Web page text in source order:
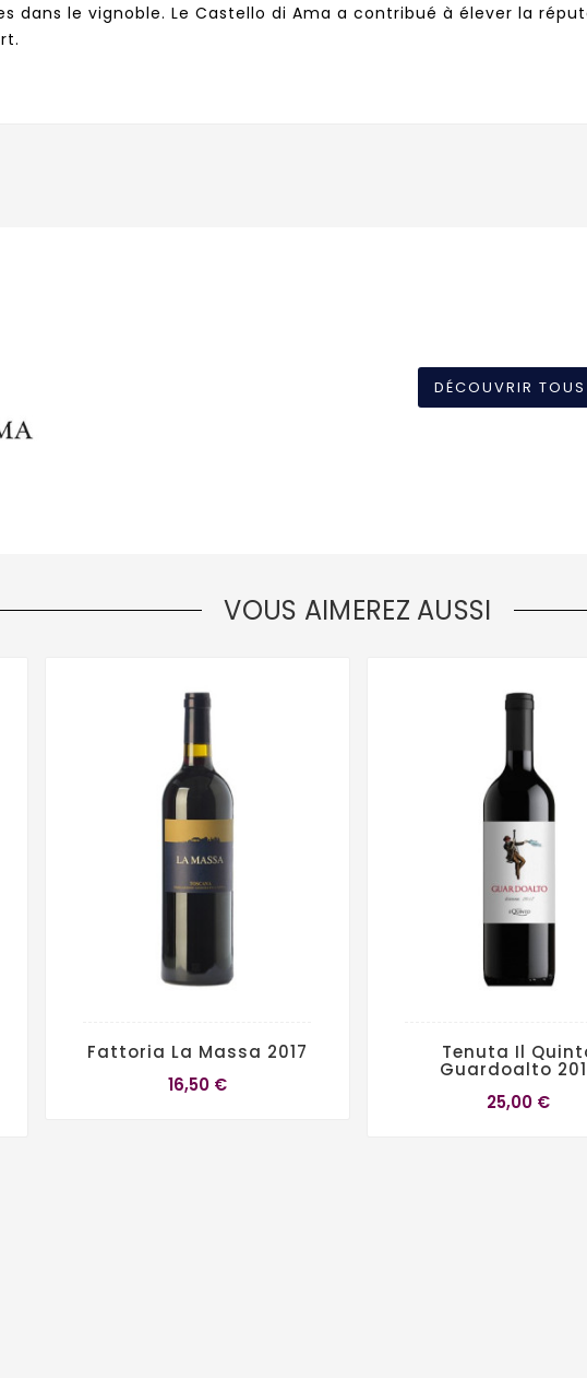
dans le vignoble. Le Castello di Ama a contribué à élever la
DÉCOUVRIR
VOUS AIMEREZ AUSSI
Fattoria La Massa 2017
16,50 €
Tenuta Il
Guardoalto
25,00 €